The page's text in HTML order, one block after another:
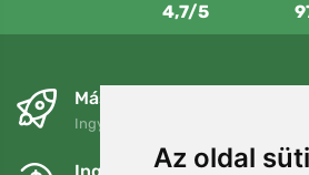
Az oldal
4,7/5
Másnapra és ingyenesen
Ingyenes szállítás a következő